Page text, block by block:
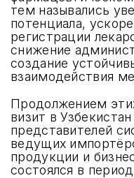
тем назывались
потенциала,
регистрации
снижение
создание
взаимодействия
Продолжением
визит в
представителей
ведущих
продукции и
состоялся в